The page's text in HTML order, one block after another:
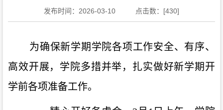
发布时间：2026-03-10 点击数：[430]
为确保新学期学院各项工作安全、有序、
高效开展，学院多措并举，扎实做好新学期开
学前各项准备工作。